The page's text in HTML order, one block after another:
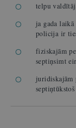
telpu
ja gada
policija ir
fiziskajām
septiņsimt
juridiskajām